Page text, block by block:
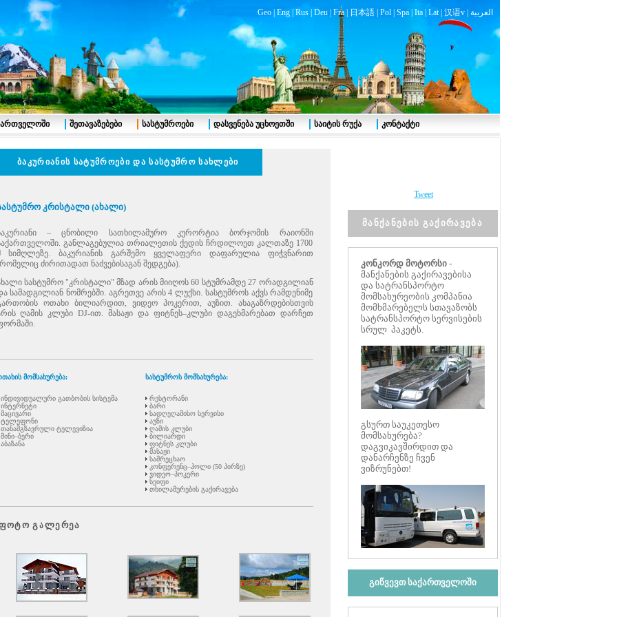
Geo| Eng| Rus| Deu| Fra| 日本語| Pol| Spa| Ita| Lat| 汉语v | العربية
ბაკურიანის სატუმროები და სასტუმრო სახლები
კრისტალი (ახალი)
– ცნობილი სათხილამურო კურორტია ბორჯომის რაიონში
განლაგებულია თრიალეთის ქედის ჩრდილოეთ კალთაზე 1700
სიმღლეზე. ბაკურიანის გარშემო ყველაფერი დაფარულია ფიჭვნარით
ძირითადათ ნაძვებისაგან შედგება).
სასტუმრო "კრისტალი" მზად არის მიიღოს 60 სტუმრამდე 27 ორადგილიან
სამადგილიან ნომრებში. აგრეთვე არის 4 ლუქსი. სასტუმროს აქვს რამდენიმე
ოთახი ბილიარდით, ვიდეო პოკერით, აუზით. ახაგაზრდებისთვის
ღამის კლუბიDJ-ით. მასაჟი და ფიტნეს–კლუბი დაგეხმარებათ დარჩეთ
მომსახურება:
ინდივიდუალური გათბობის სისტემა
ინტერნეტი
მაცივარი
ტელეფონი
თანამგზავრული ტელევიზია
მინი–ბერი
აბაზანა
სასტუმროს მომსახურება:
რესტორანი
ბარი
სადღეღამისო სერვისი
აუზი
ღამის კლუბი
ბილიარდი
ფიტნეს კლუბი
მასაჟი
სამრეცხაო
კონფერენც–ჰოლი (50 პირზე)
ვიდეო–პოკერი
სეიფი
თხილამურების გაქირავება
გალერეა
Tweet
მანქანების გაქირავება
კონკორდ მოტორსი-
მანქანების გაქირავებისა
და სატრანსპორტო
მომსახურეობის კომპანია
მომხმარებელს სთავაზობს
სატრანსპორტო სერვისების
სრულ პაკეტს.
გსურთ საუკეთესო
მომსახურება?
დაგვიკავშირდით და
დანარჩენზე ჩვენ
ვიზრუნებთ!
გიწვევთ საქართველოში
შეთავაზებები სასტუმროები დასვენება უცხოეთში საიტის რუქა კონტაქტი